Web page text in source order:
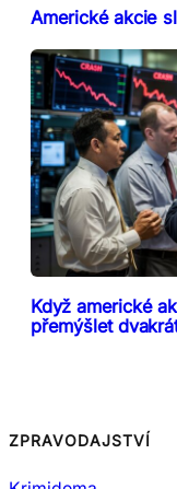
Americké akcie
Když americké
přemýšlet
ZPRAVODAJSTVÍ